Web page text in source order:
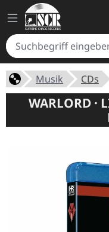
Musik CDs
WARLORD ·